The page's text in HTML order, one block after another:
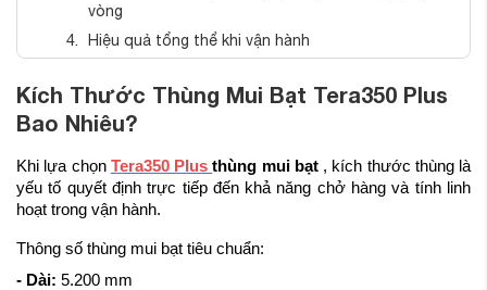
vòng
Hiệu quả tổng thể khi vận hành
Đặc thù hàng nội thất – lớn, khó xoay trở
Thùng mui bạt – giải quyết triệt để điểm nghẽn
Giảm rủi ro hư hỏng khi bốc dỡ
Hiệu quả vận hành thực tế
Giải Pháp Cho Hàng Cần Bốc Dỡ Nhanh
Đặc thù vận hành – nhiều điểm, thời gian ngắn
Thùng mui bạt giúp tối ưu thời gian
Kích Thước Thùng Mui Bạt Tera350 Plus
Bao Nhiêu?
Khi lựa chọn Tera350 Plus thùng mui bạt , kích thước thùng là
yếu tố quyết định trực tiếp đến khả năng chở hàng và tính linh
hoạt trong vận hành.
Thông số thùng mui bạt tiêu chuẩn:
- Dài: 5.200 mm